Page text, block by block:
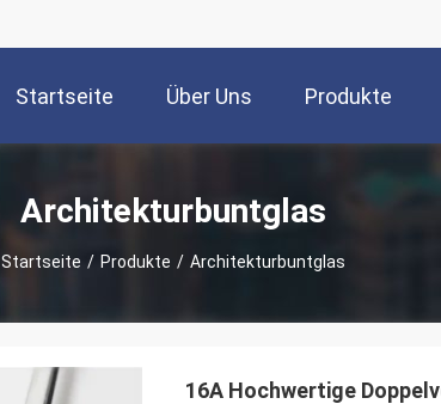
Startseite Über Uns Produkte
Architekturbuntglas
Startseite / Produkte / Architekturbuntglas
16A Hochwertige